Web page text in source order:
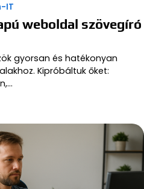
IT
weboldal szövegíró
gyorsan és hatékonyan
Kipróbáltuk őket: